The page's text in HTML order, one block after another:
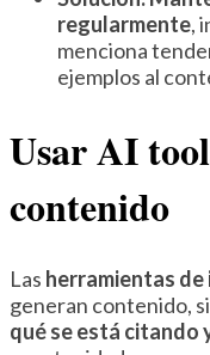
regularmente,
menciona
ejemplos al
Usar AI
contenido
Las herramientas
generan contenido,
qué se está citando